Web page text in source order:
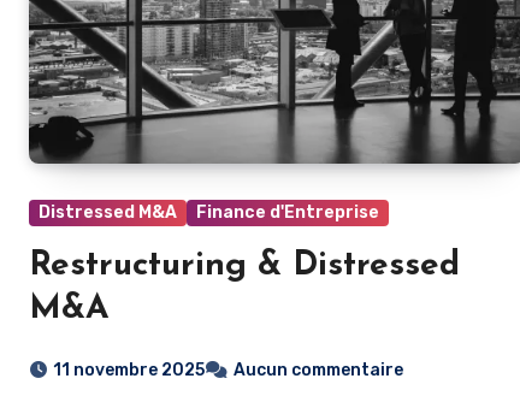
Distressed M&A Finance d'Entreprise
Restructuring & Distressed
M&A
11 novembre 2025 Aucun commentaire